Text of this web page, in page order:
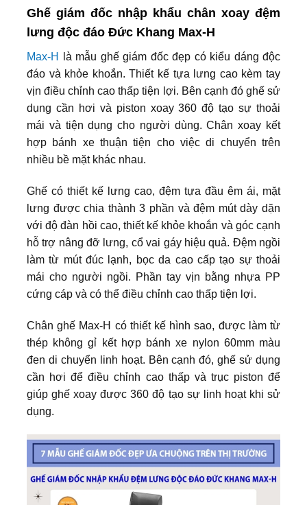
Ghế giám đốc nhập khẩu chân xoay đệm
lưng độc đáo Đức Khang Max-H
Max-H
là mẫu ghế giám đốc đẹp có kiểu dáng độc
đáo và khỏe khoắn. Thiết kế tựa lưng cao kèm tay
vịn điều chỉnh cao thấp tiện lợi. Bên cạnh đó ghế sử
dụng cần hơi và piston xoay 360 độ tạo sự thoải
mái và tiện dụng cho người dùng. Chân xoay kết
hợp bánh xe thuận tiện cho việc di chuyển trên
nhiều bề mặt khác nhau.
Ghế có thiết kế lưng cao, đệm tựa đầu êm ái, mặt
lưng được chia thành 3 phần và đệm mút dày dặn
với độ đàn hồi cao, thiết kế khỏe khoắn và góc cạnh
hỗ trợ nâng đỡ lưng, cổ vai gáy hiệu quả. Đệm ngồi
làm từ mút đúc lạnh, bọc da cao cấp tạo sự thoải
mái cho người ngồi. Phần tay vịn bằng nhựa PP
cứng cáp và có thể điều chỉnh cao thấp tiện lợi.
Chân ghế Max-H có thiết kế hình sao, được làm từ
thép không gỉ kết hợp bánh xe nylon 60mm màu
đen di chuyển linh hoạt. Bên cạnh đó, ghế sử dụng
cần hơi để điều chỉnh cao thấp và trục piston để
giúp ghế xoay được 360 độ tạo sự linh hoạt khi sử
dụng.